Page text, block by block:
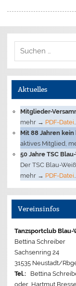
Aktuelles
Mitglieder-
mehr → PDF-Datei
Mit 88 Jahren
aktives Mitglied,
50 Jahre TSC
Der TSC Blau-
mehr → PDF-Datei
Vereinsinfos
Tanzsportclub Blau-
Bettina Schreiber
Sachsenring 24
31535 Neustadt/
Tel.: Bettina
oder Hartmut